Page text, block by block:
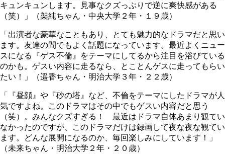
キュンキュンします。見事なクズっぷりで逆に爽快感がある
（笑）」（架純ちゃん・中央大学２年・１９歳）
「出演者な豪華なこともあり、とても魅力的なドラマだと思い
ます。友達の間でもよく話題になっています。最近よくニュー
スになる『ゲス不倫』をテーマにしてるから注目を浴びている
のかも。ゲスい内容に走るなら、とことんゲスに走ってもらい
たい！」（遥香ちゃん・明治大学３年・２２歳）
「『昼顔』や『砂の塔』など、不倫をテーマにしたドラマが人
気ですよね。このドラマはその中でもゲスい内容だと思う
（笑）。みんなクズすぎる！ 最近はドラマ自体あまり観てい
なかったのですが、このドラマだけは録画して夜な夜な観てい
ます。どんな展開になるのか、毎回楽しみにしています！」
（未来ちゃん・明治大学２年・２０歳）